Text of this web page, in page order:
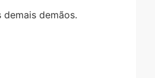
demãos.